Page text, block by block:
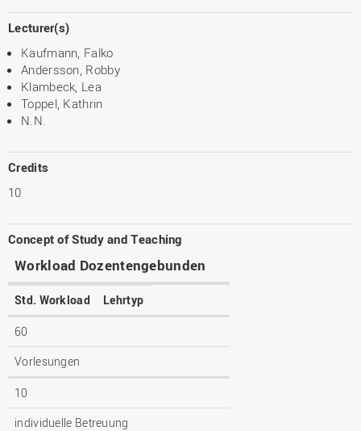
Lecturer(s)
Kaufmann, Falko
Andersson, Robby
Klambeck, Lea
Toppel, Kathrin
N.N.
Credits
10
Concept of Study and Teaching
Workload Dozentengebunden
Std. Workload Lehrtyp
60
Vorlesungen
10
individuelle Betreuung